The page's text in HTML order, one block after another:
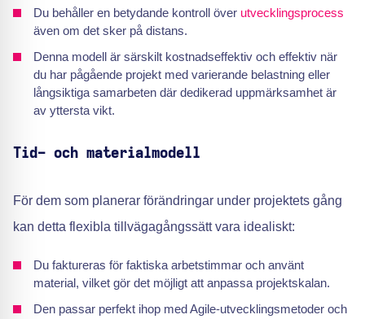
Du behåller en betydande kontroll över utvecklingsprocess
även om det sker på distans.
Denna modell är särskilt kostnadseffektiv och effektiv när
du har pågående projekt med varierande belastning eller
långsiktiga samarbeten där dedikerad uppmärksamhet är
av yttersta vikt.
Tid- och materialmodell
För dem som planerar förändringar under projektets gång
kan detta flexibla tillvägagångssätt vara idealiskt:
Du faktureras för faktiska arbetstimmar och använt
material, vilket gör det möjligt att anpassa projektskalan.
Den passar perfekt ihop med Agile-utvecklingsmetoder och